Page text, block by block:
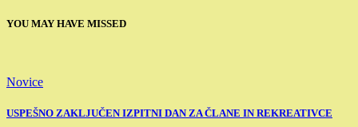
YOU MAY HAVE MISSED
Novice
USPEŠNO ZAKLJUČEN IZPITNI DAN ZA ČLANE IN REKREATIVCE